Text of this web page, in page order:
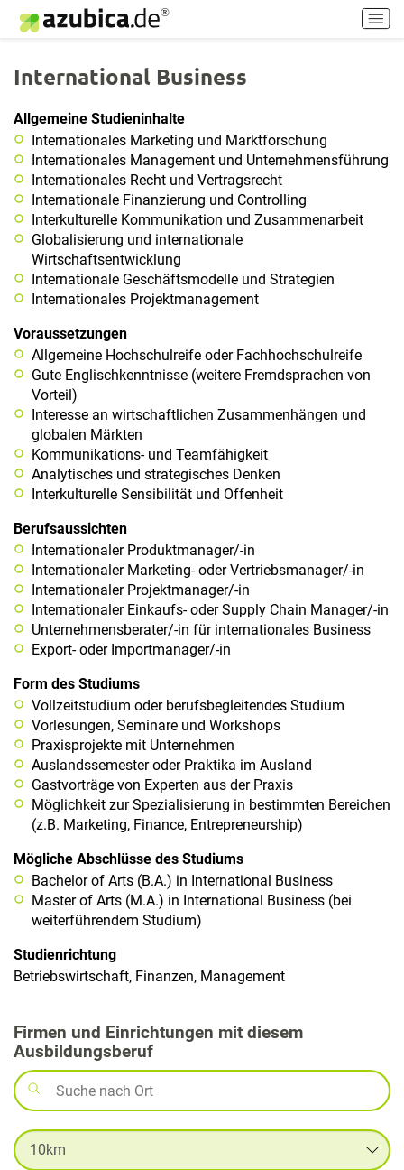
H
a
n
i
s
c
a
International Business
Allgemeine Studieninhalte
Internationales Marketing und Marktforschung
Internationales Management und Unternehmensführung
Internationales Recht und Vertragsrecht
Internationale Finanzierung und Controlling
Interkulturelle Kommunikation und Zusammenarbeit
Globalisierung und internationale
Wirtschaftsentwicklung
Internationale Geschäftsmodelle und Strategien
Internationales Projektmanagement
Voraussetzungen
Allgemeine Hochschulreife oder Fachhochschulreife
Gute Englischkenntnisse (weitere Fremdsprachen von
Vorteil)
Interesse an wirtschaftlichen Zusammenhängen und
globalen Märkten
Kommunikations- und Teamfähigkeit
Analytisches und strategisches Denken
Interkulturelle Sensibilität und Offenheit
Berufsaussichten
Internationaler Produktmanager/-in
Internationaler Marketing- oder Vertriebsmanager/-in
Internationaler Projektmanager/-in
Internationaler Einkaufs- oder Supply Chain Manager/-in
Unternehmensberater/-in für internationales Business
Export- oder Importmanager/-in
Form des Studiums
Vollzeitstudium oder berufsbegleitendes Studium
Vorlesungen, Seminare und Workshops
Praxisprojekte mit Unternehmen
Auslandssemester oder Praktika im Ausland
Gastvorträge von Experten aus der Praxis
Möglichkeit zur Spezialisierung in bestimmten Bereichen
(z.B. Marketing, Finance, Entrepreneurship)
Mögliche Abschlüsse des Studiums
Bachelor of Arts (B.A.) in International Business
Master of Arts (M.A.) in International Business (bei
weiterführendem Studium)
Studienrichtung
Betriebswirtschaft, Finanzen, Management
Firmen und Einrichtungen mit diesem
Ausbildungsberuf